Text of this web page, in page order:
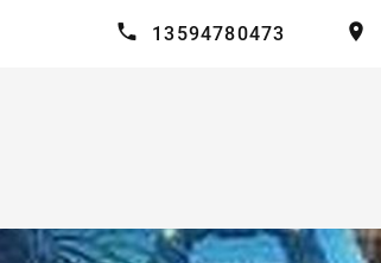
13594780473